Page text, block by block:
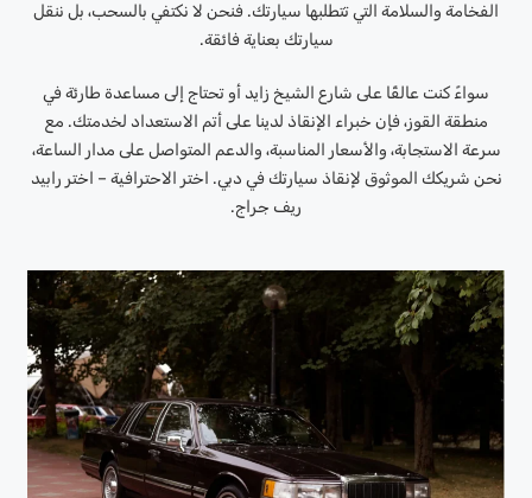
الفخامة والسلامة التي تتطلبها سيارتك. فنحن لا نكتفي بالسحب، بل ننقل
سيارتك بعناية فائقة.
سواءً كنت عالقًا على شارع الشيخ زايد أو تحتاج إلى مساعدة طارئة في
منطقة القوز، فإن خبراء الإنقاذ لدينا على أتم الاستعداد لخدمتك. مع
سرعة الاستجابة، والأسعار المناسبة، والدعم المتواصل على مدار الساعة،
نحن شريكك الموثوق لإنقاذ سيارتك في دبي. اختر الاحترافية – اختر رابيد
ريف جراج.